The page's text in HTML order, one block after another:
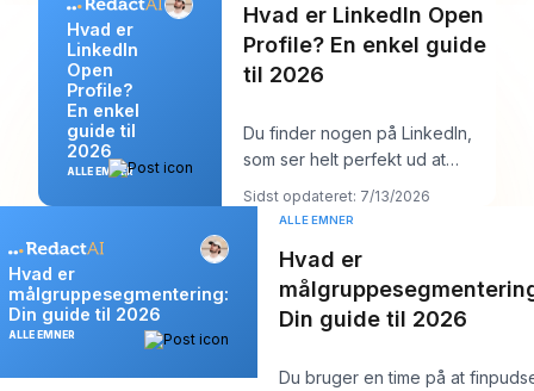
Hvad er
LinkedIn
Open
Profile?
En enkel
guide til
2026
ALLE EMNER
Hvad er LinkedIn Open
Profile? En enkel guide
til 2026
Du finder nogen på LinkedIn,
som ser helt perfekt ud at
kontakte. Måske er det en
rekrutteringsansva
Sidst opdateret: 7/13/2026
Hvad er
målgruppesegmentering:
Din guide til 2026
ALLE EMNER
ALLE EMNER
Hvad er
Din guide til 2026
Du bruger en time på at